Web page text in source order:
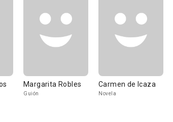
Margarita Robles
Guión
Carmen de Icaza
Novela